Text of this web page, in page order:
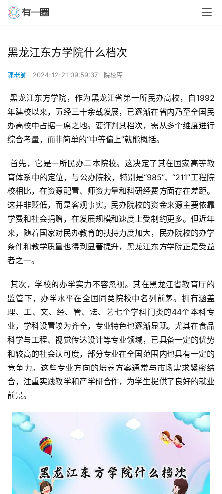
黑龙江东方学院什么档次
陳老師 2024-12-21 09:59:37 院校库
黑龙江东方学院，作为黑龙江省第一所民办高校，自1992
年建校以来，历经三十余载发展，已逐渐在省内乃至全国民
办高校中占据一席之地。要评判其档次，需从多个维度进行
综合考量，而非简单的“中等偏上”就能概括。
育体系中的定位，与公办院校，特别是“985”、“211”工程院
校相比，在资源配置、师资力量和科研经费方面存在差距。
这并非贬低，而是客观事实。民办院校的资金来源主要依靠
学费和社会捐赠，在发展规模和速度上受制约更多。但近年
来，随着国家对民办教育的扶持力度加大，民办院校的办学
条件和教学质量也得到显著提升，黑龙江东方学院正是受益
者之一。
监管下，办学水平在全国同类院校中名列前茅。拥有涵盖
理、工、文、经、管、法、艺七个学科门类的44个本科专
业，学科设置较为齐全，专业特色也逐渐显现。尤其在食品
科学与工程、视觉传达设计等专业领域，已具备一定的优势
和较高的社会认可度，部分专业在全国范围内也具有一定的
竞争力。这些专业方向的培养方案通常与市场需求紧密结
合，注重实践教学和产学研合作，为学生提供了良好的就业
前景。